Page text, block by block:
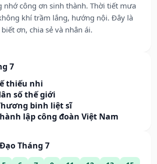
nhớ công ơn sinh thành. Thời tiết mưa
khí trầm lắng, hướng nội. Đây là
ơn, chia sẻ và nhân ái.
7
thiếu nhi
số thế giới
binh liệt sĩ
lập công đoàn Việt Nam
Tháng 7